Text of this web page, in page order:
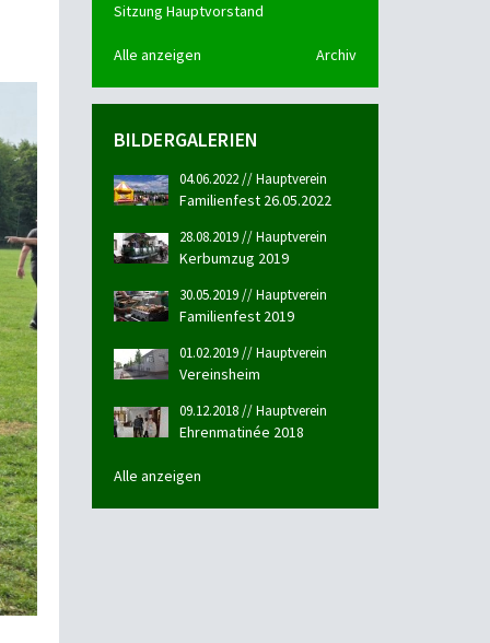
Sitzung Hauptvorstand
Alle anzeigen Archiv
BILDERGALERIEN
04.06.2022 // Hauptverein
Familienfest 26.05.2022
28.08.2019 // Hauptverein
Kerbumzug 2019
30.05.2019 // Hauptverein
Familienfest 2019
01.02.2019 // Hauptverein
Vereinsheim
09.12.2018 // Hauptverein
Ehrenmatinée 2018
Alle anzeigen